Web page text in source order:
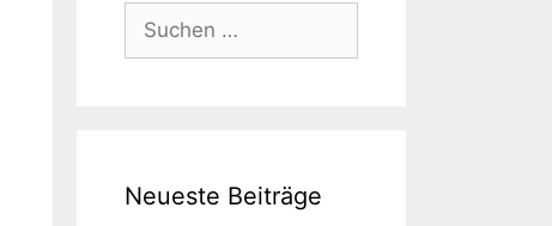
nach:
Neueste Beiträge